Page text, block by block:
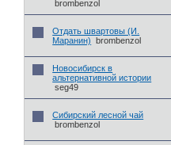
brombenzol
Отдать швартовы (И.
Маранин)
brombenzol
Новосибирск в
альтернативной истории
seg49
Сибирский лесной чай
brombenzol